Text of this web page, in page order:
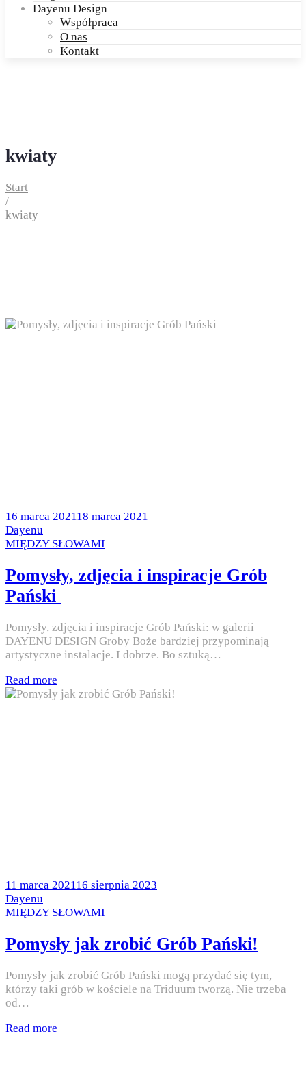
Dayenu Design
Współpraca
O nas
Kontakt
kwiaty
Start
/
kwiaty
Posted
on
16 marca 202118 marca 2021
by
Dayenu
Posted
MIĘDZY SŁOWAMI
Pomysły, zdjęcia i inspiracje Grób
Pański
Pomysły, zdjęcia i inspiracje Grób Pański: w galerii
DAYENU DESIGN Groby Boże bardziej przypominają
artystyczne instalacje. I dobrze. Bo sztuką…
Read more
Posted
on
11 marca 202116 sierpnia 2023
by
Dayenu
Posted
MIĘDZY SŁOWAMI
Pomysły jak zrobić Grób Pański!
Pomysły jak zrobić Grób Pański mogą przydać się tym,
którzy taki grób w kościele na Triduum tworzą. Nie trzeba
od…
Read more